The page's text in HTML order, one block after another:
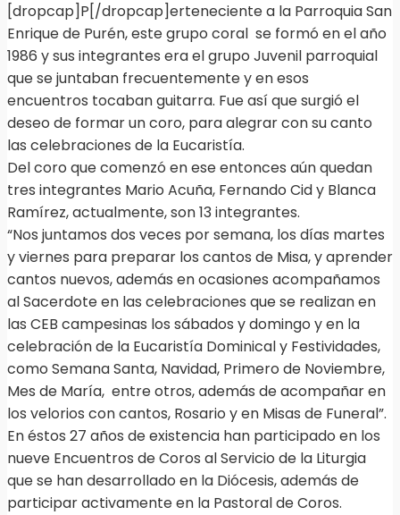
[dropcap]P[/dropcap]erteneciente a la Parroquia San
Enrique de Purén, este grupo coral se formó en el año
1986 y sus integrantes era el grupo Juvenil parroquial
que se juntaban frecuentemente y en esos
encuentros tocaban guitarra. Fue así que surgió el
deseo de formar un coro, para alegrar con su canto
las celebraciones de la Eucaristía.
Del coro que comenzó en ese entonces aún quedan
tres integrantes Mario Acuña, Fernando Cid y Blanca
Ramírez, actualmente, son 13 integrantes.
“Nos juntamos dos veces por semana, los días martes
y viernes para preparar los cantos de Misa, y aprender
cantos nuevos, además en ocasiones acompañamos
al Sacerdote en las celebraciones que se realizan en
las CEB campesinas los sábados y domingo y en la
celebración de la Eucaristía Dominical y Festividades,
como Semana Santa, Navidad, Primero de Noviembre,
Mes de María, entre otros, además de acompañar en
los velorios con cantos, Rosario y en Misas de Funeral”.
En éstos 27 años de existencia han participado en los
nueve Encuentros de Coros al Servicio de la Liturgia
que se han desarrollado en la Diócesis, además de
participar activamente en la Pastoral de Coros.